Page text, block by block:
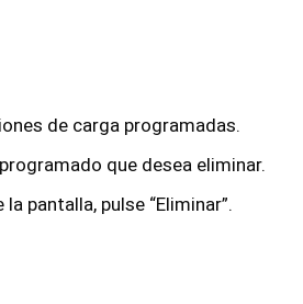
de carga programadas.
que desea eliminar.
pantalla, pulse “Eliminar”.